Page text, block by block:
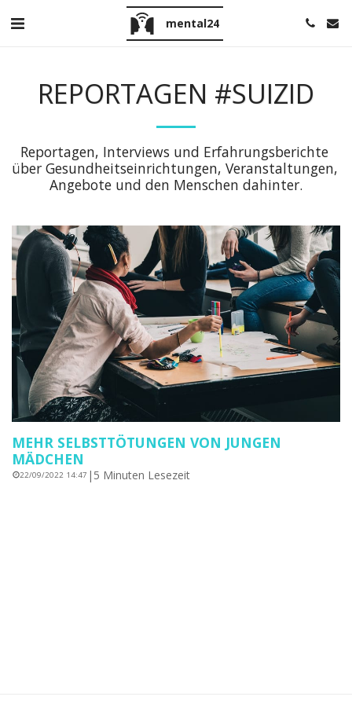
mental24
REPORTAGEN #SUIZID
Reportagen, Interviews und Erfahrungsberichte
über Gesundheitseinrichtungen, Veranstaltungen,
Angebote und den Menschen dahinter.
MEHR SELBSTTÖTUNGEN VON JUNGEN
MÄDCHEN
22/09/2022 14:47 | 5 Minuten Lesezeit